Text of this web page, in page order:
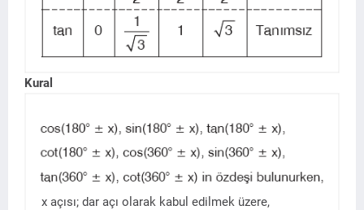
Kural
x açısı; dar açı olarak kabul edilmek üzere,